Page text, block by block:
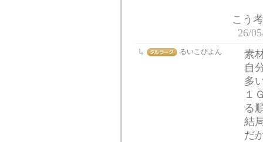
こう
26/
るいこぴよん
素
自
多
１
る
結
だ